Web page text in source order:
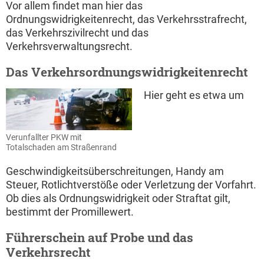
Vor allem findet man hier das
Ordnungswidrigkeitenrecht, das Verkehrsstrafrecht,
das Verkehrszivilrecht und das
Verkehrsverwaltungsrecht.
Das Verkehrsordnungswidrigkeitenrecht
Verunfallter PKW mit
Totalschaden am Straßenrand
Hier geht es etwa um
Geschwindigkeitsüberschreitungen, Handy am
Steuer, Rotlichtverstöße oder Verletzung der Vorfahrt.
Ob dies als Ordnungswidrigkeit oder Straftat gilt,
bestimmt der Promillewert.
Führerschein auf Probe und das
Verkehrsrecht